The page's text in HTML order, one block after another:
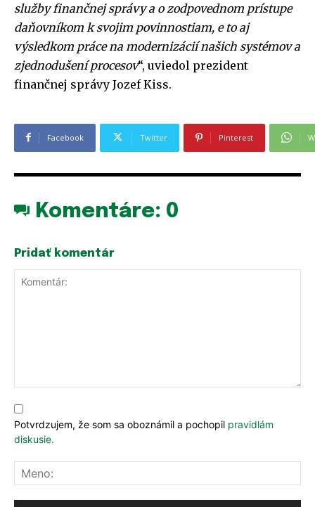
služby finančnej správy a o zodpovednom prístupe
daňovníkom k svojim povinnostiam, e to aj
výsledkom práce na modernizácií našich systémov a
zjednodušení procesov“, uviedol prezident
finančnej správy Jozef Kiss.
Facebook Twitter Pinterest
Komentáre: 0
Pridať komentár
Potvrdzujem, že som sa oboznámil a pochopil pravidlám
diskusie.